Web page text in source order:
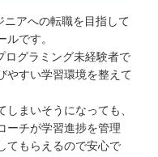
アへの転職を目指して
です。
ログラミング未経験者で
やすい学習環境を整えて
まいそうになっても、
ーチが学習進捗を管理
てもらえるので安心で